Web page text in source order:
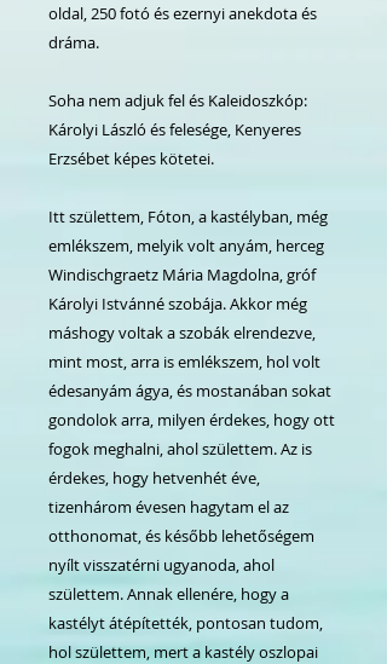
oldal, 250 fotó és ezernyi anekdota és
dráma.
Soha nem adjuk fel és Kaleidoszkóp:
Károlyi László és felesége, Kenyeres
Erzsébet képes kötetei.
Itt születtem, Fóton, a kastélyban, még
emlékszem, melyik volt anyám, herceg
Windischgraetz Mária Magdolna, gróf
Károlyi Istvánné szobája. Akkor még
máshogy voltak a szobák elrendezve,
mint most, arra is emlékszem, hol volt
édesanyám ágya, és mostanában sokat
gondolok arra, milyen érdekes, hogy ott
fogok meghalni, ahol születtem. Az is
érdekes, hogy hetvenhét éve,
tizenhárom évesen hagytam el az
otthonomat, és később lehetőségem
nyílt visszatérni ugyanoda, ahol
születtem. Annak ellenére, hogy a
kastélyt átépítették, pontosan tudom,
hol születtem, mert a kastély oszlopai